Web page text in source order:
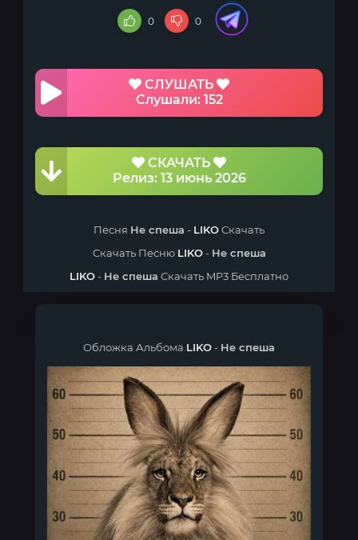
0 0
СЛУШАТЬ
Слушали: 152
СКАЧАТЬ
Релиз: 13 июнь 2026
Песня Не спеша - LIKOСкачать
Скачать Песню LIKO- Не спеша
LIKO- Не спеша Скачать MP3 Бесплатно
Обложка Альбома LIKO- Не спеша